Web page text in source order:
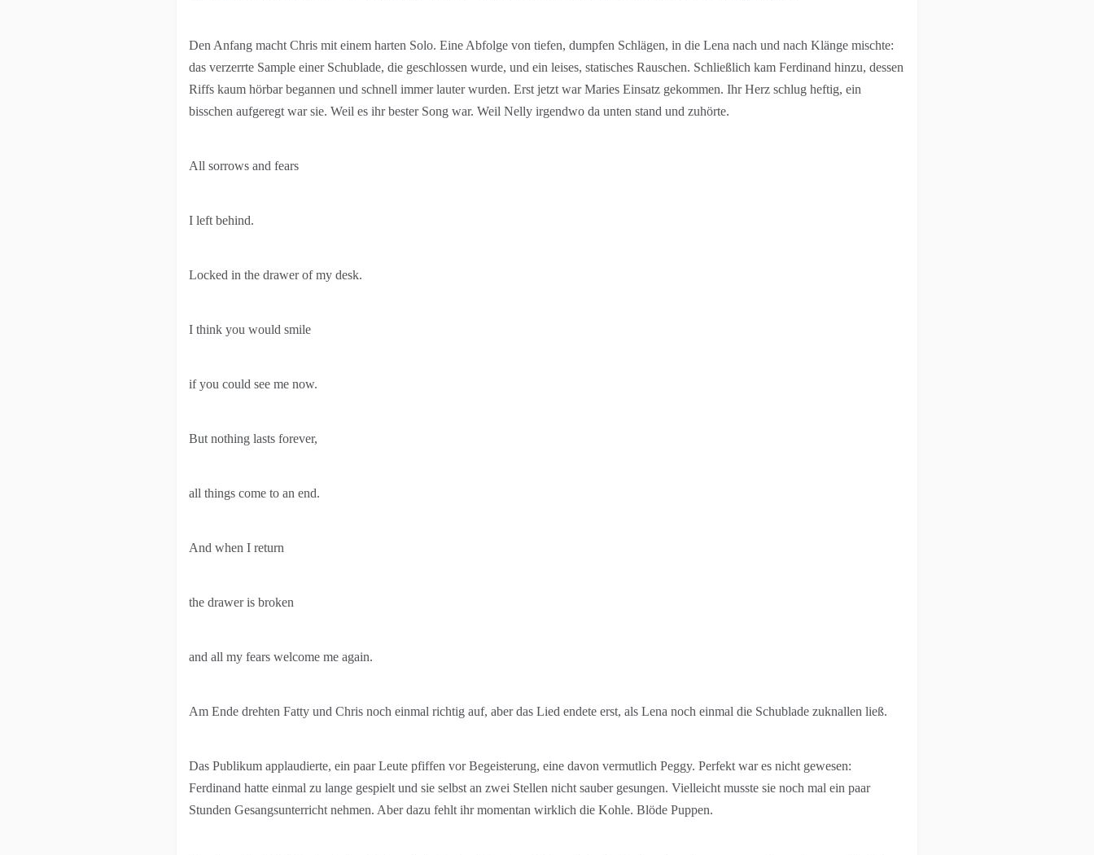
Den Anfang macht Chris mit einem harten Solo. Eine Abfolge von tiefen, dumpfen Schlägen, in die Lena nach und nach Klänge mischte:
das verzerrte Sample einer Schublade, die geschlossen wurde, und ein leises, statisches Rauschen. Schließlich kam Ferdinand hinzu, dessen
Riffs kaum hörbar begannen und schnell immer lauter wurden. Erst jetzt war Maries Einsatz gekommen. Ihr Herz schlug heftig, ein
bisschen aufgeregt war sie. Weil es ihr bester Song war. Weil Nelly irgendwo da unten stand und zuhörte.
All sorrows and fears
I left behind.
Locked in the drawer of my desk.
I think you would smile
if you could see me now.
But nothing lasts forever,
all things come to an end.
And when I return
the drawer is broken
and all my fears welcome me again.
Am Ende drehten Fatty und Chris noch einmal richtig auf, aber das Lied endete erst, als Lena noch einmal die Schublade zuknallen ließ.
Das Publikum applaudierte, ein paar Leute pfiffen vor Begeisterung, eine davon vermutlich Peggy. Perfekt war es nicht gewesen:
Ferdinand hatte einmal zu lange gespielt und sie selbst an zwei Stellen nicht sauber gesungen. Vielleicht musste sie noch mal ein paar
Stunden Gesangsunterricht nehmen. Aber dazu fehlt ihr momentan wirklich die Kohle. Blöde Puppen.